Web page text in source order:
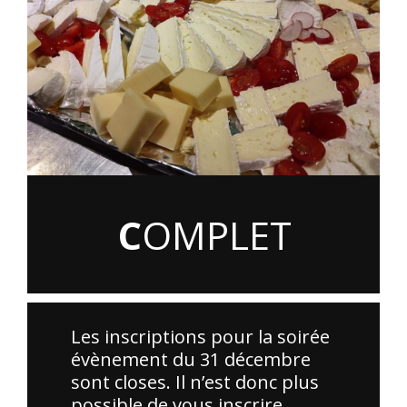
COMPLET
Les inscriptions pour la soirée
évènement du 31 décembre
sont closes. Il n’est donc plus